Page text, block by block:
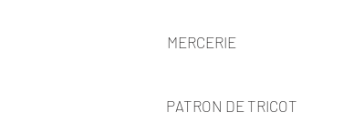
MERCERIE
PATRON DE TRICOT